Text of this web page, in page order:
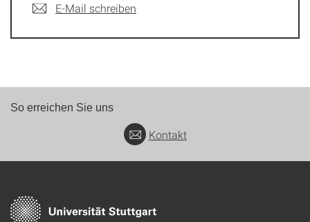
E-Mail schreiben
So erreichen Sie uns
Kontakt